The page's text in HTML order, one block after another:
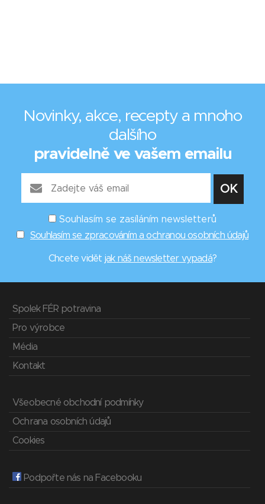
Novinky, akce, recepty a mnoho
dalšího
pravidelně ve vašem emailu
Souhlasím se zasíláním newsletterů
Souhlasím se zpracováním a ochranou osobních údajů
Chcete vidět jak náš newsletter vypadá?
Spolek FÉR potravina
Pro výrobce
Média
Kontakt
Všeobecné obchodní podmínky
Ochrana osobních údajů
Cookies
Podpořte nás na Facebooku